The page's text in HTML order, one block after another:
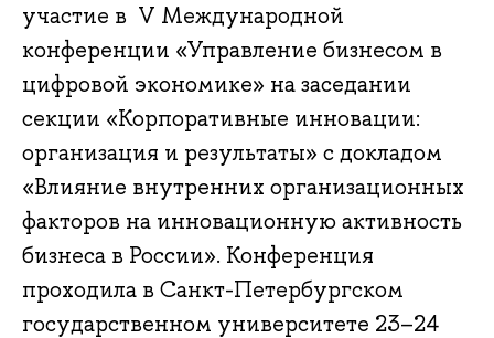
участие в V Международной
конференции «Управление бизнесом в
цифровой экономике» на заседании
секции «Корпоративные инновации:
организация и результаты» с докладом
«Влияние внутренних организационных
факторов на инновационную активность
бизнеса в России». Конференция
проходила в Санкт-Петербургском
государственном университете 23–24